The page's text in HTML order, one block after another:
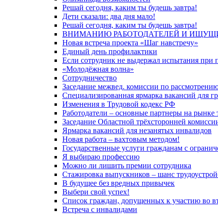
Решай сегодня, каким ты будешь завтра!
Дети сказали: два дня мало!
Решай сегодня, каким ты будешь завтра!
ВНИМАНИЮ РАБОТОДАТЕЛЕЙ И
Новая встреча проекта «Шаг навстречу»
Единый день профилактики
Если сотрудник не выдержал испытания при
«Молодёжная волна»
Сотрудничество
Заседание межвед. комиссии по
Специализированная ярмарка вакансий для
Изменения в Трудовой кодекс РФ
Работодатели – основные партнеры на рынке
Заседание Областной трёхсторонней
Ярмарка вакансий для незанятых инвалидов
Новая работа – вахтовым методом!
Государственные услуги гражданам с
Я выбираю профессию
Можно ли лишить премии сотрудника
Стажировка выпускников – шанс
В будущее без вредных привычек
Выбери свой успех!
Список граждан, допущенных к участию во
Встреча с инвалидами